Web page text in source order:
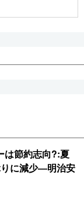
は節約志向?:夏
に減少―明治安